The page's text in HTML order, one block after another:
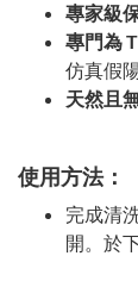
專家級
專門為
仿真假
天然且
使用方法：
完成清
開。於